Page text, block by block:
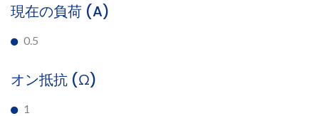
現在の負荷 (A)
0.5
オン抵抗 (Ω)
1